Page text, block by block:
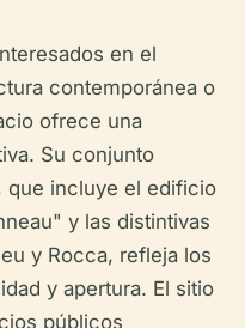
en el
contemporánea o
ofrece una
Su conjunto
que incluye el edificio
y las distintivas
y Rocca, refleja los
y apertura. El sitio
públicos